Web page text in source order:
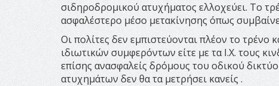
σιδηροδρομικού ατυχήματος ελλοχεύει. Το
ασφαλέστερο μέσο μετακίνησης όπως
Οι πολίτες δεν εμπιστεύονται πλέον το τρένο
ιδιωτικών συμφερόντων είτε με τα Ι.Χ. τους
επίσης ανασφαλείς δρόμους του οδικού
ατυχημάτων δεν θα τα μετρήσει κανείς .